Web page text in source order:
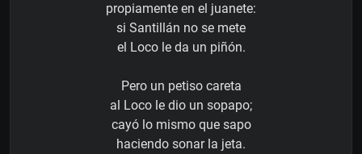
propiamente en el juanete:
si Santillán no se mete
el Loco le da un piñón.
Pero un petiso careta
al Loco le dio un sopapo;
cayó lo mismo que sapo
haciendo sonar la jeta.